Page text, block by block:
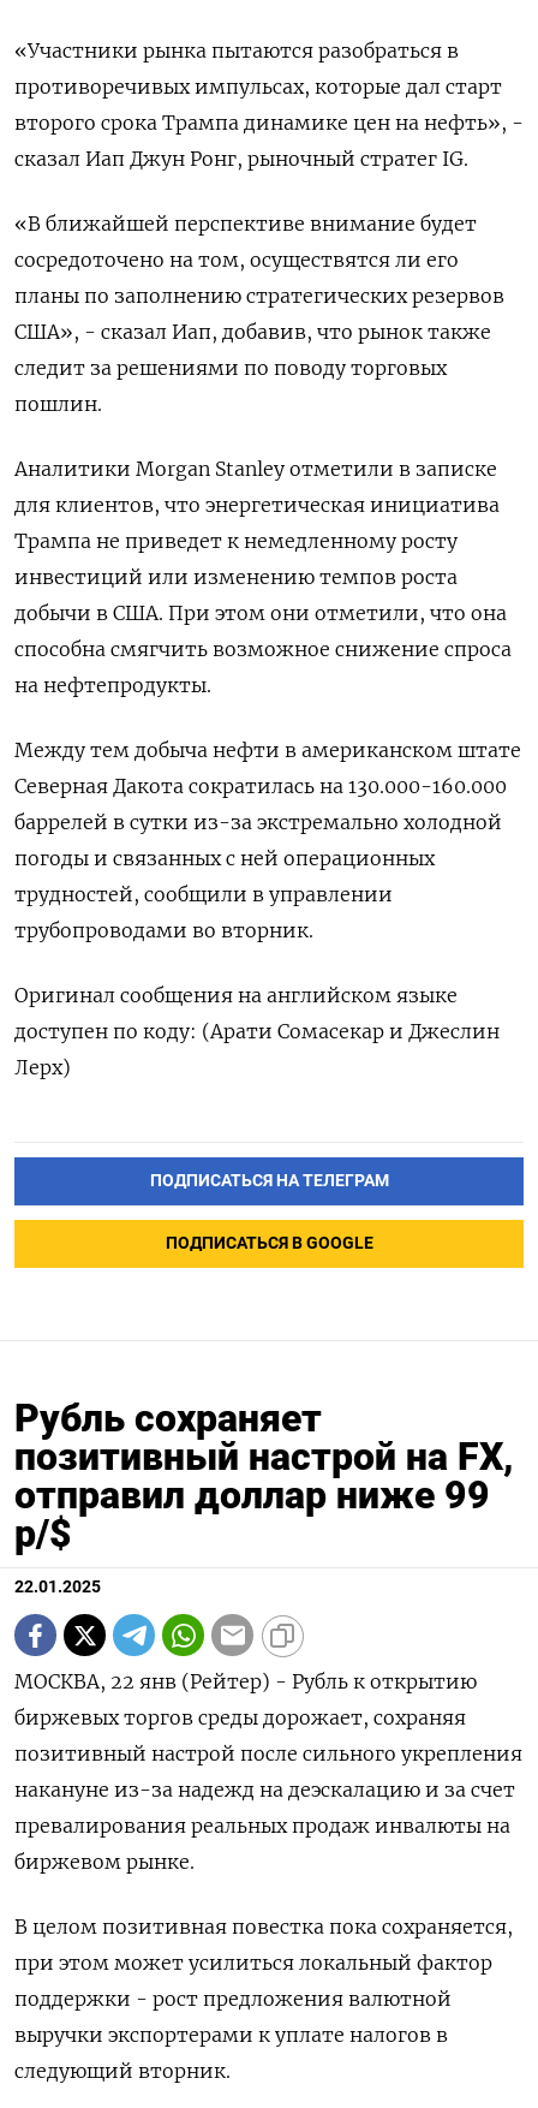
«Участники рынка пытаются разобраться в
противоречивых импульсах, которые дал старт
второго срока Трампа динамике цен на нефть», -
сказал Иап Джун Ронг, рыночный стратег IG.
«В ближайшей перспективе внимание будет
сосредоточено на том, осуществятся ли его
планы по заполнению стратегических резервов
США», - сказал Иап, добавив, что рынок также
следит за решениями по поводу торговых
пошлин.
Аналитики Morgan Stanley отметили в записке
для клиентов, что энергетическая инициатива
Трампа не приведет к немедленному росту
инвестиций или изменению темпов роста
добычи в США. При этом они отметили, что она
способна смягчить возможное снижение спроса
на нефтепродукты.
Между тем добыча нефти в американском штате
Северная Дакота сократилась на 130.000-160.000
баррелей в сутки из-за экстремально холодной
погоды и связанных с ней операционных
трудностей, сообщили в управлении
трубопроводами во вторник.
Оригинал сообщения на английском языке
доступен по коду: (Арати Сомасекар и Джеслин
Лерх)
ПОДПИСАТЬСЯ НА ТЕЛЕГРАМ
ПОДПИСАТЬСЯ В GOOGLE
Рубль сохраняет
позитивный настрой на FX,
отправил доллар ниже 99
р/$
22.01.2025
МОСКВА, 22 янв (Рейтер) - Рубль к открытию
биржевых торгов среды дорожает, сохраняя
позитивный настрой после сильного укрепления
накануне из-за надежд на деэскалацию и за счет
превалирования реальных продаж инвалюты на
биржевом рынке.
В целом позитивная повестка пока сохраняется,
при этом может усилиться локальный фактор
поддержки - рост предложения валютной
выручки экспортерами к уплате налогов в
следующий вторник.